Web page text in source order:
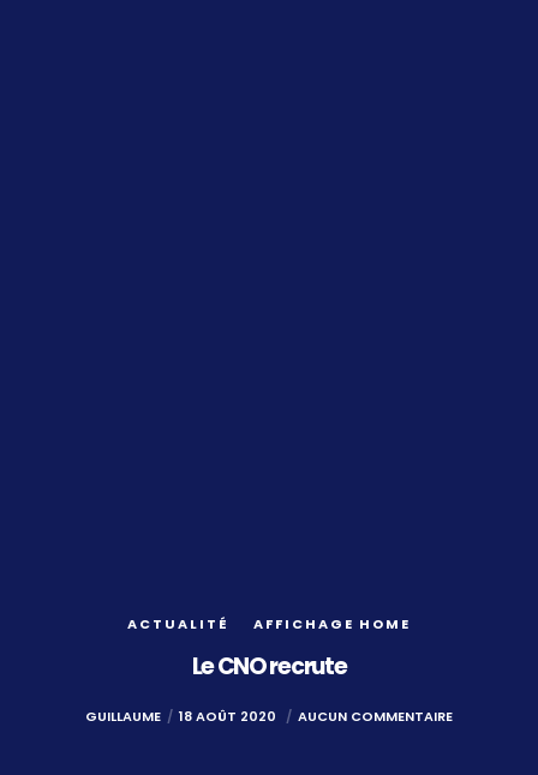
ACTUALITÉ AFFICHAGE HOME
Le CNO recrute
GUILLAUME 18 AOÛT 2020 AUCUN COMMENTAIRE